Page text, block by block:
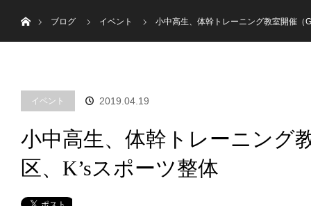
トップ はじめての方へ
ブログ
イベント 小中高生、体幹トレーニング教室開催（
イベント 2019.04.19
小中高生、体幹トレーニング
区、K’sスポーツ整体